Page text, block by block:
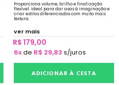
Proporciona volume, brilho e finalização
flexível. Ideal para dar asas à imaginação e
criar estilos diferenciados com muito mais
textura.
ver mais
R$ 179,00
6xde R$ 29,83 s/juros
ADICIONAR À CESTA